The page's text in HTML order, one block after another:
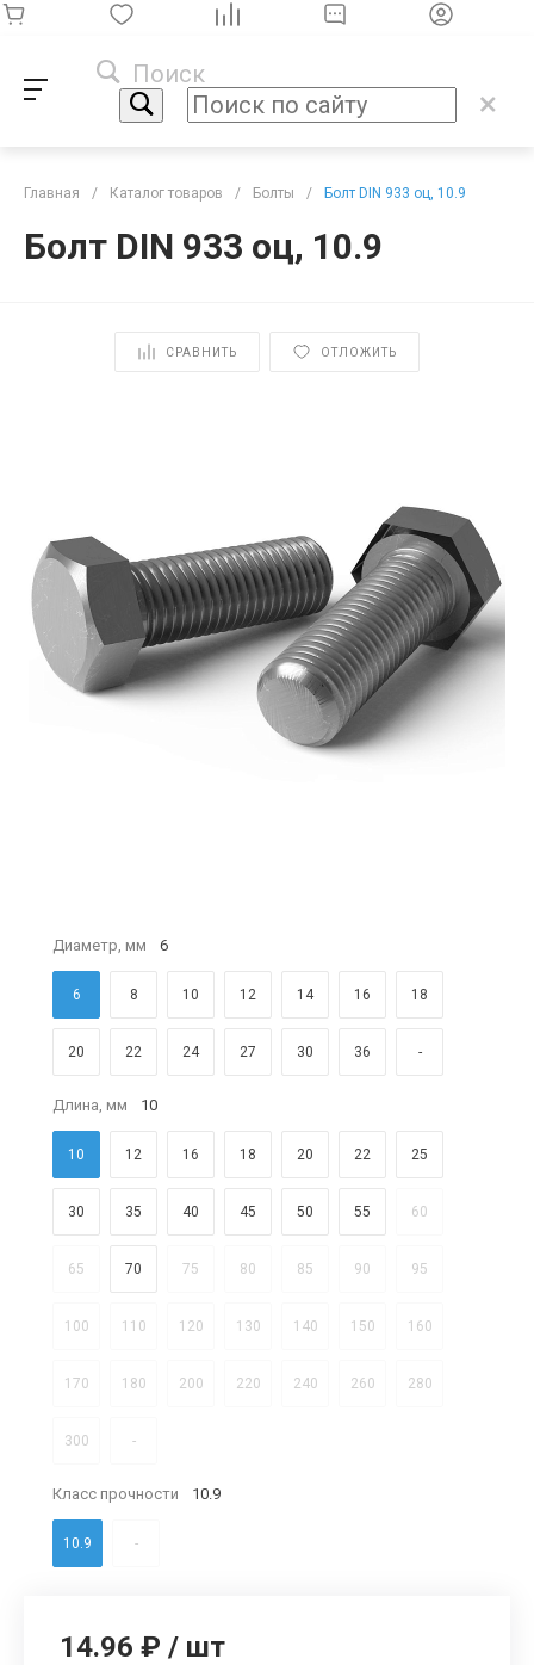
Поиск
Главная / Каталог товаров / Болты / Болт DIN 933 оц, 10.9
Болт DIN 933 оц, 10.9
СРАВНИТЬ ОТЛОЖИТЬ
Диаметр, мм 6
6 8 10 12 14 16 18
20 22 24 27 30 36 -
Длина, мм 10
10 12 16 18 20 22 25
30 35 40 45 50 55 60
65 70 75 80 85 90 95
100 110 120 130 140 150 160
170 180 200 220 240 260 280
300 -
Класс прочности 10.9
10.9 -
14.96 ₽ / шт